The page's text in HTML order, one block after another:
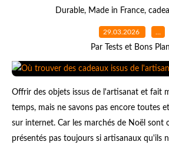
Durable, Made in France,
29.03.2026 …
Par Tests et Bons
Offrir des objets issus de l'artisanat et fait
temps, mais ne savons pas encore toutes
sur internet. Car les marchés de Noël sont
présentés pas toujours si artisanaux qu'ils